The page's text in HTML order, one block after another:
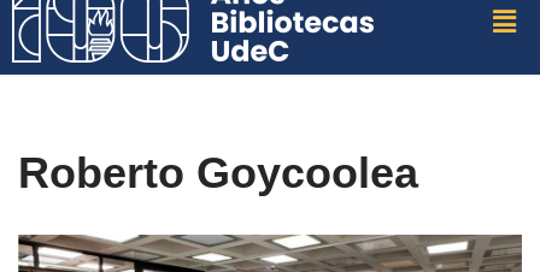
Roberto Goycoolea